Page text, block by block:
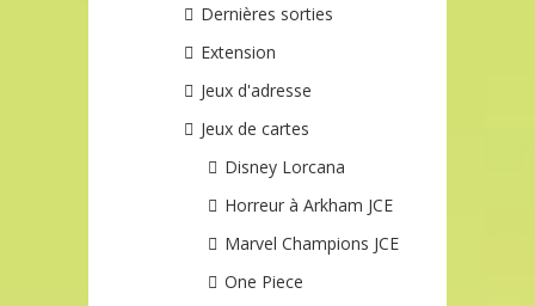
Dernières sorties
Extension
Jeux d'adresse
Jeux de cartes
Disney Lorcana
Horreur à Arkham JCE
Marvel Champions JCE
One Piece